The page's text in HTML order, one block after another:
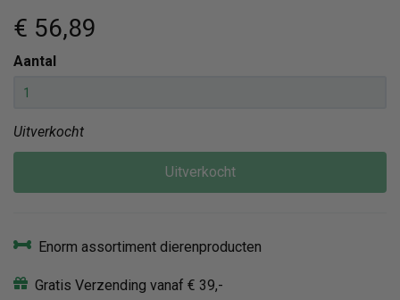
€ 56,89
Aantal
Uitverkocht
Uitverkocht
Enorm assortiment dierenproducten
Gratis Verzending vanaf € 39,-